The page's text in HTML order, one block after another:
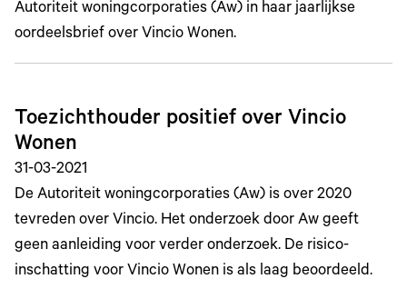
Autoriteit woningcorporaties (Aw) in haar jaarlijkse
oordeelsbrief over Vincio Wonen.
Toezichthouder positief over Vincio
Wonen
31-03-2021
De Autoriteit woningcorporaties (Aw) is over 2020
tevreden over Vincio. Het onderzoek door Aw geeft
geen aanleiding voor verder onderzoek. De risico-
inschatting voor Vincio Wonen is als laag beoordeeld.